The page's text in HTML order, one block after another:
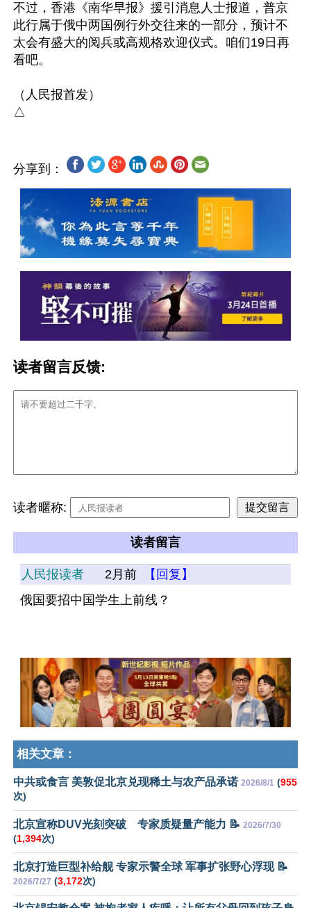
不过，香港《南华早报》援引消息人士报道，普京
此行属于俄中两国例行外交往来的一部分，预计不
太会有盛大的阅兵或高规格欢迎仪式。咱们19日再
看吧。
（人民报首发）
分享到：
读者留言反馈:
读者暱称:
读者留言
人民报读者 2月前
【回复】
俄国要招中国学生上前线？
相关文章：
中共或食言 美敦促北京兑现稀土与农产品承诺 2026/8/1 (955
次)
北京宣称DUV光刻突破 专家质疑量产能力 📝 2026/7/30
(1,394次)
北京打造巨型补给舰 专家示警全球 军事扩张野心浮现 📝
2026/7/27 (3,172次)